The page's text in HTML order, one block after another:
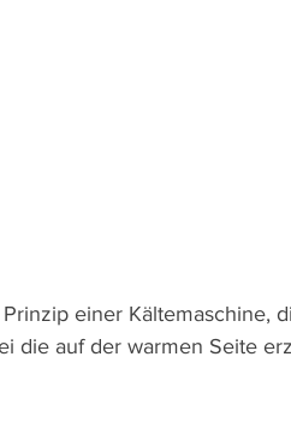
einer Kältemaschine,
die auf der warmen Seite